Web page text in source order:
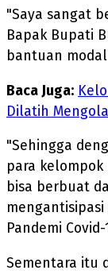
"Saya sangat
Bapak Bupati
bantuan
Baca Juga:
Dilatih
"Sehingga
para kelompok
bisa berbuat
Pandemi
Sementara itu